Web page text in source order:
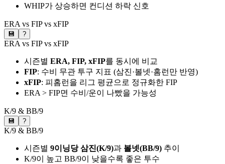
WHIP가 상승하면 컨디션 하락 신호
ERA vs FIP vs xFIP
💾 ?
ERA vs FIP vs xFIP
시즌별 ERA, FIP, xFIP를 동시에 비교
FIP: 수비 무관 투구 지표 (삼진·볼넷·홈런만 반영)
xFIP: 피홈런을 리그 평균으로 정규화한 FIP
ERA > FIP면 수비/운이 나빴을 가능성
K/9 & BB/9
💾 ?
K/9 & BB/9
시즌별 9이닝당 삼진(K/9)과 볼넷(BB/9) 추이
K/9이 높고 BB/9이 낮을수록 좋은 투수